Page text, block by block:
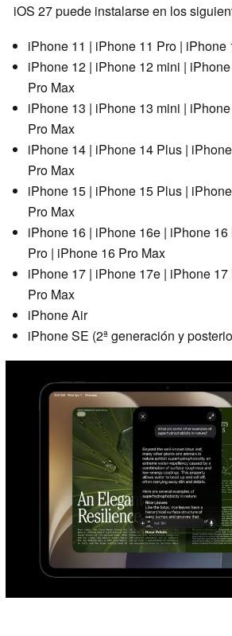
iOS 27 puede instalarse en los
iPhone 11 | iPhone 11 Pro | iPhone
iPhone 12 | iPhone 12 mini |
Pro Max
iPhone 13 | iPhone 13 mini |
Pro Max
iPhone 14 | iPhone 14 Plus |
Pro Max
iPhone 15 | iPhone 15 Plus |
Pro Max
iPhone 16 | iPhone 16e | iPhone
Pro | iPhone 16 Pro Max
iPhone 17 | iPhone 17e | iPhone
Pro Max
iPhone Air
iPhone SE (2ª generación y